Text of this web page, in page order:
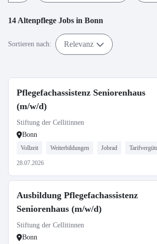
14 Altenpflege Jobs in Bonn
Sortieren nach: Relevanz
Pflegefachassistenz Seniorenhaus
(m/w/d)
Stiftung der Cellitinnen
Bonn
Vollzeit Weiterbildungen Jobrad
28.07.2026
Ausbildung Pflegefachassistenz
Seniorenhaus (m/w/d)
Stiftung der Cellitinnen
Bonn